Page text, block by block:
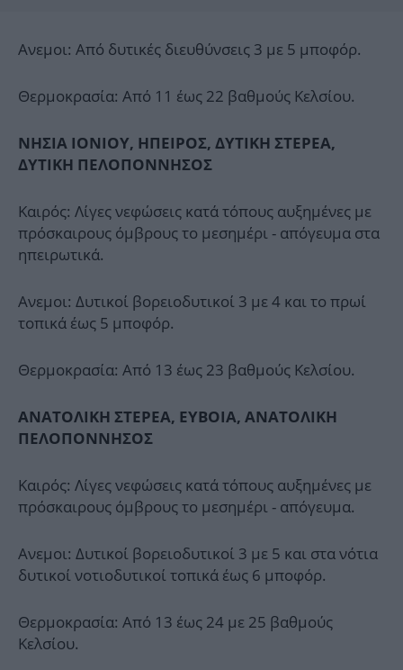
Ανεμοι: Από δυτικές διευθύνσεις 3 με 5 μποφόρ.
Θερμοκρασία: Από 11 έως 22 βαθμούς Κελσίου.
ΝΗΣΙΑ ΙΟΝΙΟΥ, ΗΠΕΙΡΟΣ, ΔΥΤΙΚΗ ΣΤΕΡΕΑ,
ΔΥΤΙΚΗ ΠΕΛΟΠΟΝΝΗΣΟΣ
Καιρός: Λίγες νεφώσεις κατά τόπους αυξημένες με
πρόσκαιρους όμβρους το μεσημέρι - απόγευμα στα
ηπειρωτικά.
Ανεμοι: Δυτικοί βορειοδυτικοί 3 με 4 και το πρωί
τοπικά έως 5 μποφόρ.
Θερμοκρασία: Από 13 έως 23 βαθμούς Κελσίου.
ΑΝΑΤΟΛΙΚΗ ΣΤΕΡΕΑ, ΕΥΒΟΙΑ, ΑΝΑΤΟΛΙΚΗ
ΠΕΛΟΠΟΝΝΗΣΟΣ
Καιρός: Λίγες νεφώσεις κατά τόπους αυξημένες με
πρόσκαιρους όμβρους το μεσημέρι - απόγευμα.
Ανεμοι: Δυτικοί βορειοδυτικοί 3 με 5 και στα νότια
δυτικοί νοτιοδυτικοί τοπικά έως 6 μποφόρ.
Θερμοκρασία: Από 13 έως 24 με 25 βαθμούς
Κελσίου.